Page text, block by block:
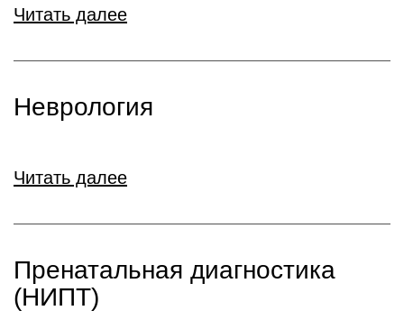
Читать далее
Неврология
Читать далее
Пренатальная диагностика
(НИПТ)